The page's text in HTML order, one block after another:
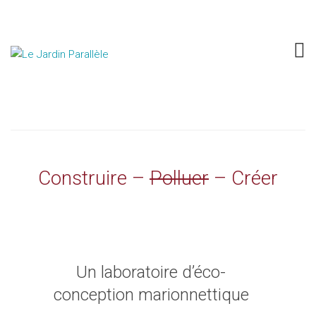
Les carnets d’Orbis
Construire – Polluer – Créer
Un laboratoire d’éco-
conception marionnettique